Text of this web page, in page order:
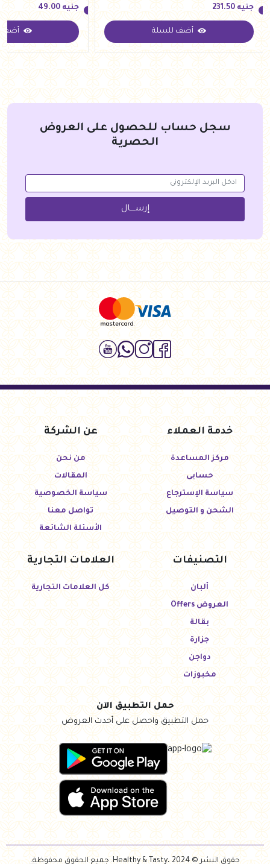
جنيه
جنيه 231.50
أضف للسلة
جنيه
جنيه 49.00
أضف
سجل حساب للحصول على العروض
الحصرية
إرســــال
خدمة العملاء
مركز المساعدة
حسابى
سياسة الإسترجاع
الشحن و التوصيل
عن الشركة
من نحن
المقالات
سياسة الخصوصية
تواصل معنا
الأسئلة الشائعة
التصنيفات
ألبان
العروض Offers
بقالة
جزارة
دواجن
مخبوزات
العلامات التجارية
كل العلامات التجارية
حمل التطبيق الآن
حمل التطبيق واحصل على أحدث العروض
حقوق النشر © Healthy & Tasty، 2024. جميع الحقوق محفوظة.